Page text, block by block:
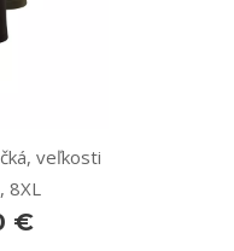
veľkosti
8XL
€